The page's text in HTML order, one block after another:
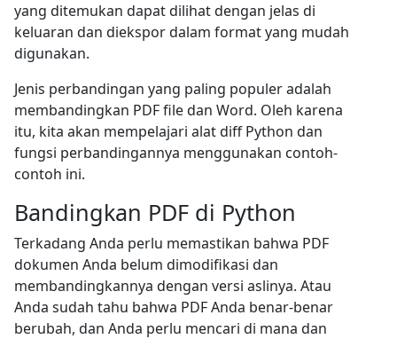
yang ditemukan dapat dilihat dengan jelas di
keluaran dan diekspor dalam format yang mudah
digunakan.
Jenis perbandingan yang paling populer adalah
membandingkan PDF file dan Word. Oleh karena
itu, kita akan mempelajari alat diff Python dan
fungsi perbandingannya menggunakan contoh-
contoh ini.
Bandingkan PDF di Python
Terkadang Anda perlu memastikan bahwa PDF
dokumen Anda belum dimodifikasi dan
membandingkannya dengan versi aslinya. Atau
Anda sudah tahu bahwa PDF Anda benar-benar
berubah, dan Anda perlu mencari di mana dan